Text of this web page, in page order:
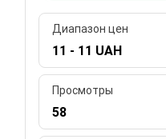
Диапазон цен
11 - 11 UAH
Просмотры
58